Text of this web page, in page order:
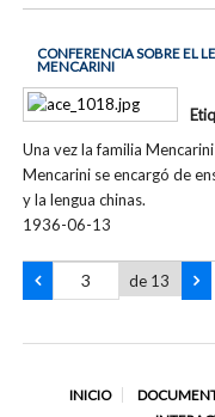
CONFERENCIA SOBRE EL
MENCARINI
Una vez la familia
Mencarini se encargó de
y la lengua chinas.
1936-06-13
de 13
INICIO